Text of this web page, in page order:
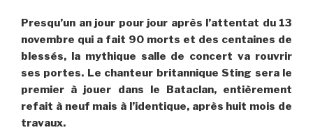
Presqu’un an jour pour jour après l’attentat du 13
novembre qui a fait 90 morts et des centaines de
blessés, la mythique salle de concert va rouvrir
ses portes. Le chanteur britannique Sting sera le
premier à jouer dans le Bataclan, entièrement
refait à neuf mais à l’identique, après huit mois de
travaux.